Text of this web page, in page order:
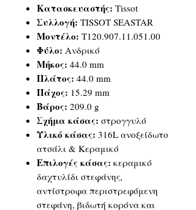
Κατασκευαστής: Tissot
Συλλογή: TISSOT SEASTAR
Μοντέλο: T120.907.11.051.00
Φύλο: Ανδρικό
Μήκος: 44.0 mm
Πλάτος: 44.0 mm
Πάχος: 15.29 mm
Βάρος: 209.0 g
Σχήμα κάσας: στρογγυλό
Υλικό κάσας: 316L ανοξείδωτο
ατσάλι & Κεραμικό
Επιλογές κάσας: κεραμικό
δαχτυλίδι στεφάνης,
αντίστροφα περιστρεφόμενη
στεφάνη, βιδωτή κορόνα και